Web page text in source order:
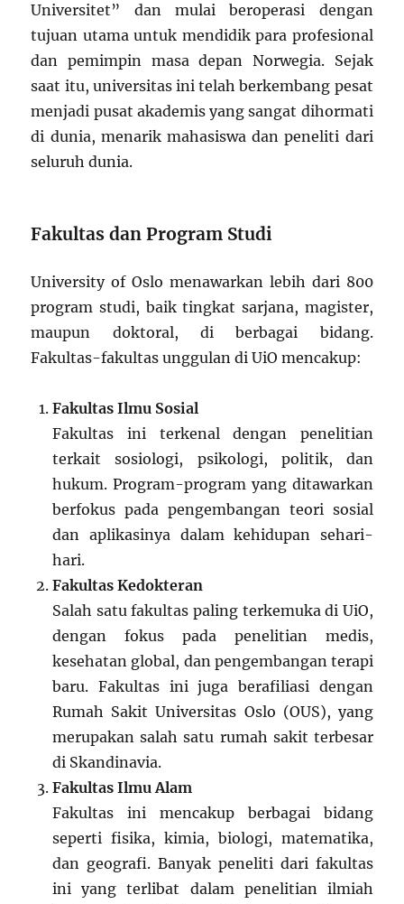
Universitet” dan mulai beroperasi dengan
tujuan utama untuk mendidik para profesional
dan pemimpin masa depan Norwegia. Sejak
saat itu, universitas ini telah berkembang pesat
menjadi pusat akademis yang sangat dihormati
di dunia, menarik mahasiswa dan peneliti dari
seluruh dunia.
Fakultas dan Program Studi
University of Oslo menawarkan lebih dari 800
program studi, baik tingkat sarjana, magister,
maupun doktoral, di berbagai bidang.
Fakultas-fakultas unggulan di UiO mencakup:
Fakultas Ilmu Sosial
Fakultas ini terkenal dengan penelitian
terkait sosiologi, psikologi, politik, dan
hukum. Program-program yang ditawarkan
berfokus pada pengembangan teori sosial
dan aplikasinya dalam kehidupan sehari-
hari.
Fakultas Kedokteran
Salah satu fakultas paling terkemuka di UiO,
dengan fokus pada penelitian medis,
kesehatan global, dan pengembangan terapi
baru. Fakultas ini juga berafiliasi dengan
Rumah Sakit Universitas Oslo (OUS), yang
merupakan salah satu rumah sakit terbesar
di Skandinavia.
Fakultas Ilmu Alam
Fakultas ini mencakup berbagai bidang
seperti fisika, kimia, biologi, matematika,
dan geografi. Banyak peneliti dari fakultas
ini yang terlibat dalam penelitian ilmiah